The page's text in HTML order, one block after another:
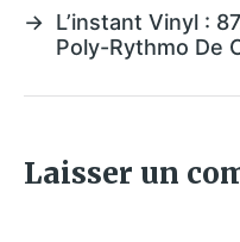
→ L’instant Vinyl :
Poly-Rythmo De
Laisser un